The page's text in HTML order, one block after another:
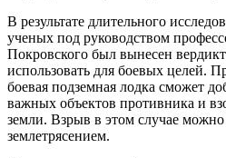
В результате длительного
ученых под руководством
Покровского был вынесен
использовать для боевых целей.
боевая подземная лодка сможет
важных объектов противника и
земли. Взрыв в этом случае можно
землетрясением.